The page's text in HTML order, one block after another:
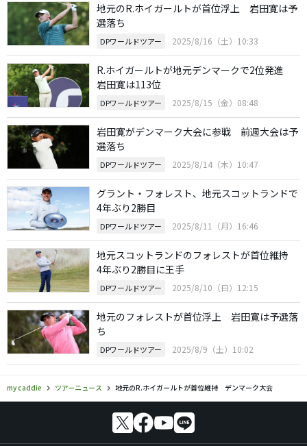
地元のR.ホイガールトが首位浮上 岩田寛は予
選落ち
DPワールドツアー 2025/8/16（土）10:33
R.ホイガールトが地元デンマークで2位発進
岩田寛は113位
DPワールドツアー 2025/8/15（金）08:48
岩田寛がデンマーク大会に参戦 前週大会は予
選落ち
DPワールドツアー 2025/8/14（木）10:47
グラント・フォレスト、地元スコットランドで
4年ぶり2勝目
DPワールドツアー 2025/8/11（月）16:46
地元スコットランドのフォレストが首位維持
4年ぶり2勝目に王手
DPワールドツアー 2025/8/10（日）12:15
地元のフォレストが首位浮上 岩田寛は予選落
ち
DPワールドツアー 2025/8/9（土）10:02
my caddie ツアーニュース 地元のR.ホイガールトが首位維持 デンマーク大会